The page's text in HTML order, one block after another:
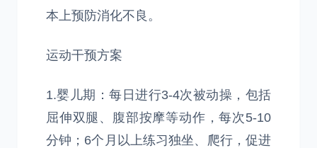
本上预防消化不良。
运动干预方案
1.婴儿期：每日进行3-4次被动操，包括
屈伸双腿、腹部按摩等动作，每次5-10
分钟；6个月以上练习独坐、爬行，促进